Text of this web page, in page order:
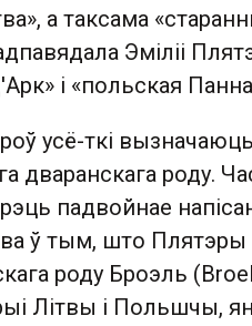
а таксама
Эміліі
і «польская
усё-ткі
дваранскага роду.
падвойнае
ў тым, што Плятэры
роду Броэль
Літвы і Польшчы,